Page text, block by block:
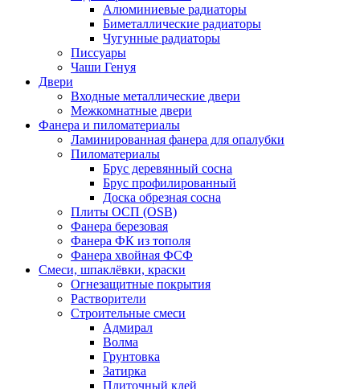
Алюминиевые радиаторы
Биметаллические радиаторы
Чугунные радиаторы
Писсуары
Чаши Генуя
Двери
Входные металлические двери
Межкомнатные двери
Фанера и пиломатериалы
Ламинированная фанера для опалубки
Пиломатериалы
Брус деревянный сосна
Брус профилированный
Доска обрезная сосна
Плиты ОСП (OSB)
Фанера березовая
Фанера ФК из тополя
Фанера хвойная ФСФ
Смеси, шпаклёвки, краски
Огнезащитные покрытия
Растворители
Строительные смеси
Адмирал
Волма
Грунтовка
Затирка
Плиточный клей